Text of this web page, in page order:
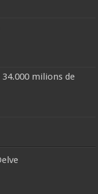
milions de